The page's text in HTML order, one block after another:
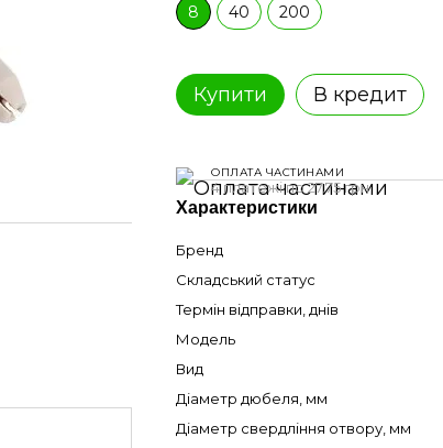
8 40 200
Купити В кредит
ОПЛАТА ЧАСТИНАМИ
4 платежі по 27.75 грн
Характеристики
Бренд
Складський статус
Термін відправки, днів
Модель
Вид
Діаметр дюбеля, мм
Діаметр свердління отвору, мм